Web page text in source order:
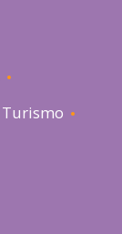
Turismo